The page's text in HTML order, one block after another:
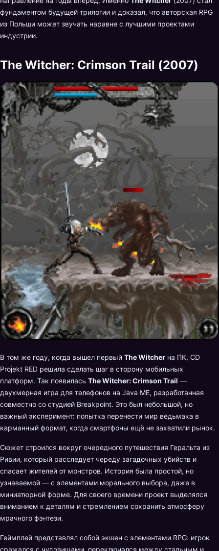
фундаментом будущей трилогии и доказал, что авторская RPG
из Польши может звучать наравне с лучшими проектами
индустрии.
The Witcher: Crimson Trail (2007)
В том же году, когда вышел первый The Witcher на ПК, CD
Projekt RED решила сделать шаг в сторону мобильных
платформ. Так появилась The Witcher: Crimson Trail —
двухмерная игра для телефонов на Java ME, разработанная
совместно со студией Breakpoint. Это был небольшой, но
важный эксперимент: попытка перенести мир ведьмака в
карманный формат, когда смартфоны ещё не захватили рынок.
Сюжет строился вокруг очередного путешествия Геральта из
Ривии, который расследует череду загадочных убийств и
спасает жителей от монстров. История была простой, но
узнаваемой — с элементами морального выбора, даже в
миниатюрной форме. Для своего времени проект выделялся
вниманием к деталям и стремлением сохранить атмосферу
мрачного фэнтези.
Геймплей представлял собой экшен с элементами RPG: игрок